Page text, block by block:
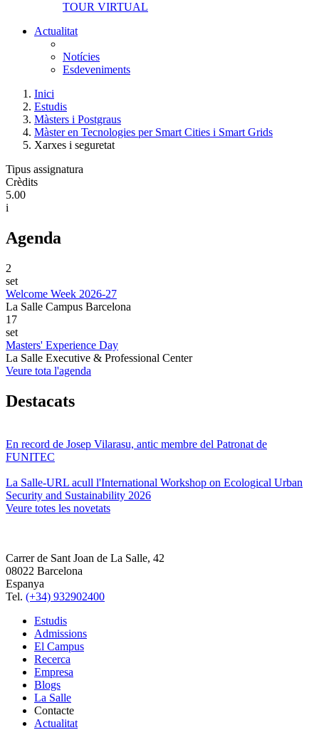
TOUR VIRTUAL
Actualitat
Notícies
Esdeveniments
Inici
Estudis
Màsters i Postgraus
Màster en Tecnologies per Smart Cities i Smart Grids
Xarxes i seguretat
Tipus assignatura
Crèdits
5.00
i
Agenda
2
set
Welcome Week 2026-27
La Salle Campus Barcelona
17
set
Masters' Experience Day
La Salle Executive & Professional Center
Veure tota l'agenda
Destacats
En record de Josep Vilarasu, antic membre del Patronat de
FUNITEC
La Salle-URL acull l'International Workshop on Ecological Urban
Security and Sustainability 2026
Veure totes les novetats
Carrer de Sant Joan de La Salle, 42
08022 Barcelona
Espanya
Tel. (+34) 932902400
Estudis
Admissions
El Campus
Recerca
Empresa
Blogs
La Salle
Contacte
Actualitat